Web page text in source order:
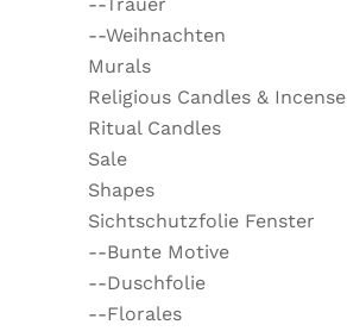
--Weihnachten
Murals
Religious Candles & Incense
Ritual Candles
Sale
Shapes
Sichtschutzfolie Fenster
--Bunte Motive
--Duschfolie
--Florales